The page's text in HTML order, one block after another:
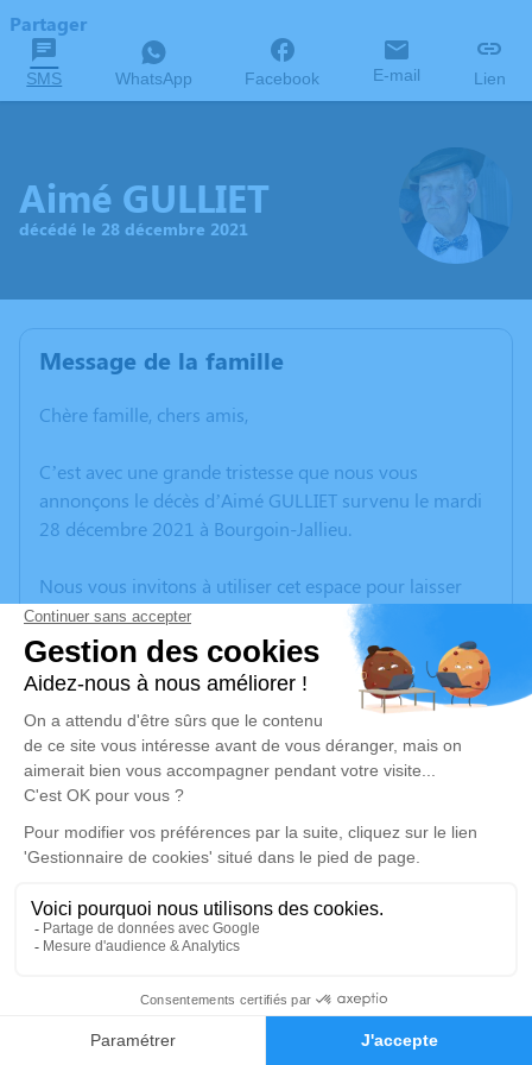
Faire-part Hommages
Partager
SMS WhatsApp Facebook E-mail Lien
Aimé GULLIET
décédé le 28 décembre 2021
Message de la famille
Chère famille, chers amis,
C’est avec une grande tristesse que nous vous
annonçons le décès d’Aimé GULLIET survenu le mardi
28 décembre 2021 à Bourgoin-Jallieu.
Nous vous invitons à utiliser cet espace pour laisser
vos condoléances, partager des photos souvenirs, une
anecdote ou exprimer vos pensées à travers des
poèmes ou des textes. Cet endroit est un lieu
d'expression dédié à honorer la mémoire d’Aimé
GULLIET.
Un service de plantation d’arbre hommage est
disponible ici.
Je rends hommage
Cérémonie
31, Rue Lavoisier
38300 Bourgoin Jallieu